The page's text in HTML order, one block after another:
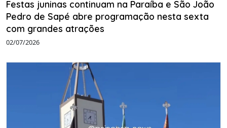
Festas juninas continuam na Paraíba e São João
Pedro de Sapé abre programação nesta sexta
com grandes atrações
02/07/2026